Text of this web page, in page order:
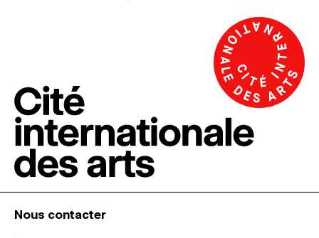
Nous contacter